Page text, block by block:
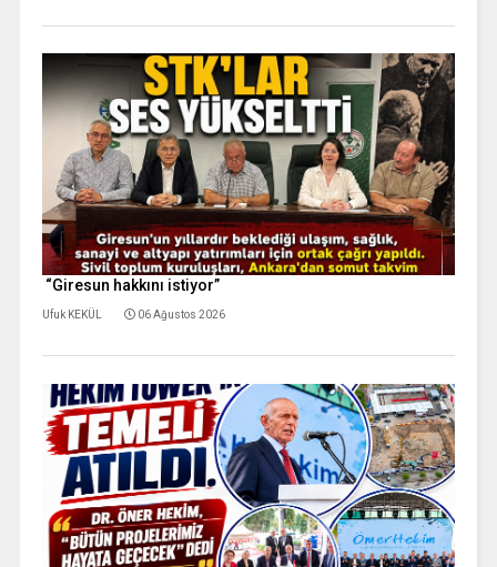
“Giresun hakkını istiyor”
Ufuk KEKÜL 06 Ağustos 2026